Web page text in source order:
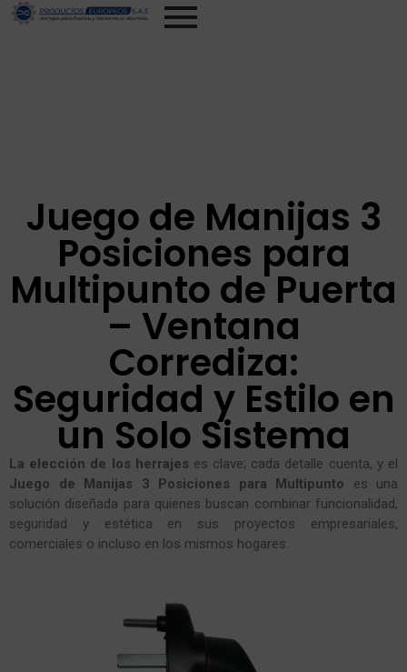
Juego de Manijas 3
Posiciones para
Multipunto de Puerta
– Ventana
Corrediza:
Seguridad y Estilo en
un Solo Sistema
La elección de los herrajes es clave; cada detalle cuenta, y el
Juego de Manijas 3 Posiciones para Multipunto es una
solución diseñada para quienes buscan combinar funcionalidad,
seguridad y estética en sus proyectos empresariales,
comerciales o incluso en los mismos hogares.